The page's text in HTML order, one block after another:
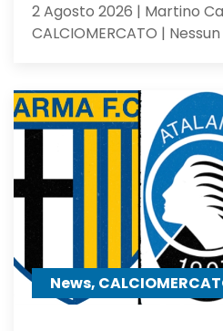
2 Agosto 2026 | Martino
CALCIOMERCATO |
News,